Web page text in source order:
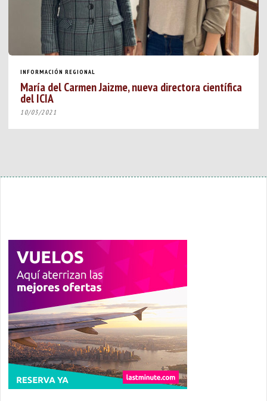
INFORMACIÓN REGIONAL
María del Carmen Jaizme, nueva directora científica
del ICIA
10/03/2021